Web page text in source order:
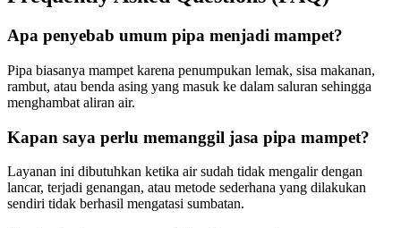
Apa penyebab umum pipa menjadi mampet?
Pipa biasanya mampet karena penumpukan lemak, sisa makanan,
rambut, atau benda asing yang masuk ke dalam saluran sehingga
menghambat aliran air.
Kapan saya perlu memanggil jasa pipa mampet?
Layanan ini dibutuhkan ketika air sudah tidak mengalir dengan
lancar, terjadi genangan, atau metode sederhana yang dilakukan
sendiri tidak berhasil mengatasi sumbatan.